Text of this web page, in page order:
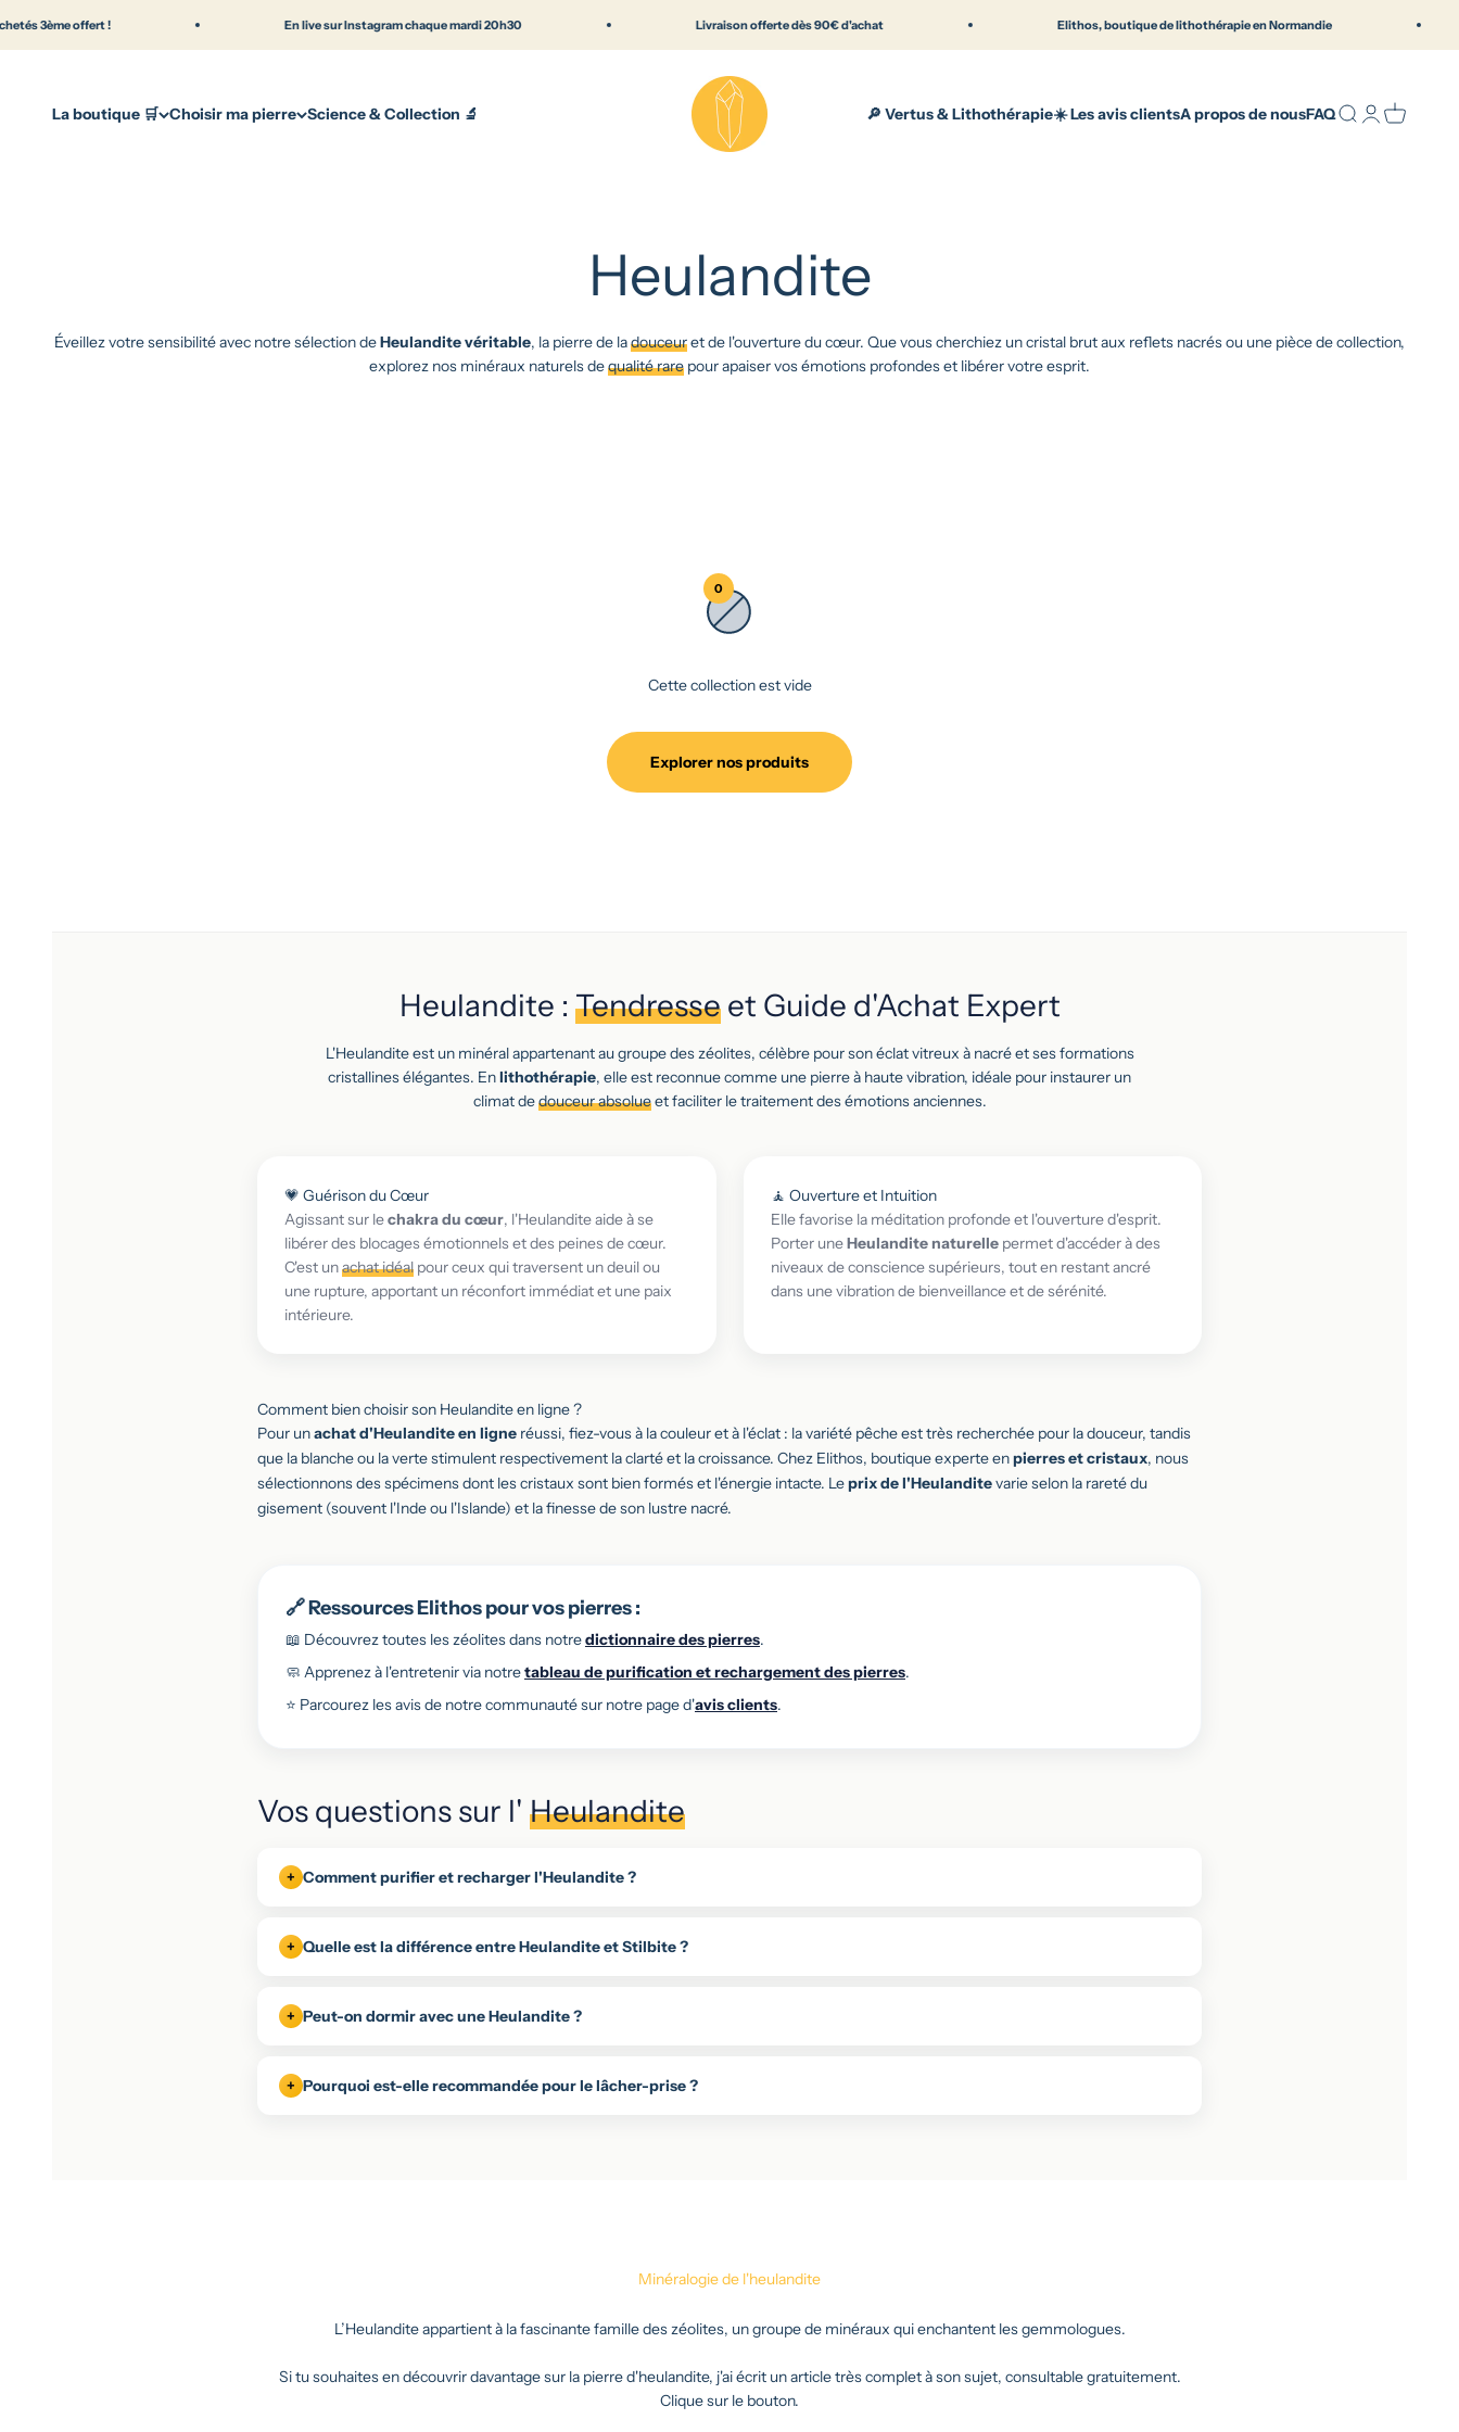
offert ! En live sur Instagram chaque mardi 20h30 Livraison offerte dès 90€ d'achat Elithos, boutique de lithothérapie en Normandie
La boutique 🛒 Choisir ma pierre Science & Collection 🔬
Lithothérapie & pierres naturelles — Boutique française en Normandie | Elithos
🔎 Vertus & Lithothérapie☀️ Les avis clientsA propos de nousFAQRecherche
Connexion
Panier
Heulandite
Éveillez votre sensibilité avec notre sélection deHeulandite véritable, la pierre de ladouceuret de l'ouverture du cœur. Que vous cherchiez un cristal brut aux reflets nacrés ou une pièce de collection,
explorez nos minéraux naturels dequalité rare pour apaiser vos émotions profondes et libérer votre esprit.
0
Cette collection est vide
Explorer nos produits
Heulandite : Tendresseet Guide d'Achat Expert
L'Heulandite est un minéral appartenant au groupe des zéolites, célèbre pour son éclat vitreux à nacré et ses formations
cristallines élégantes. Enlithothérapie, elle est reconnue comme une pierre à haute vibration, idéale pour instaurer un
climat dedouceur absolueet faciliter le traitement des émotions anciennes.
💗 Guérison du Cœur
Agissant sur lechakra du cœur, l'Heulandite aide à se
libérer des blocages émotionnels et des peines de cœur.
C'est unachat idéal pour ceux qui traversent un deuil ou
une rupture, apportant un réconfort immédiat et une paix
intérieure.
🧘 Ouverture et Intuition
Elle favorise la méditation profonde et l'ouverture d'esprit.
Porter uneHeulandite naturellepermet d'accéder à des
niveaux de conscience supérieurs, tout en restant ancré
dans une vibration de bienveillance et de sérénité.
Comment bien choisir son Heulandite en ligne ?
Pour unachat d'Heulandite en ligne réussi, fiez-vous à la couleur et à l'éclat : la variété pêche est très recherchée pour la douceur, tandis
que la blanche ou la verte stimulent respectivement la clarté et la croissance. Chez Elithos, boutique experte enpierres et cristaux, nous
sélectionnons des spécimens dont les cristaux sont bien formés et l'énergie intacte. Leprix de l'Heulanditevarie selon la rareté du
gisement (souvent l'Inde ou l'Islande) et la finesse de son lustre nacré.
🔗 Ressources Elithos pour vos pierres :
📖 Découvrez toutes les zéolites dans notredictionnaire des pierres.
🧼 Apprenez à l'entretenir via notretableau de purification et rechargement des pierres.
⭐ Parcourez les avis de notre communauté sur notre page d'avis clients.
Vos questions sur l' Heulandite
Comment purifier et recharger l'Heulandite ?
Quelle est la différence entre Heulandite et Stilbite ?
Peut-on dormir avec une Heulandite ?
Pourquoi est-elle recommandée pour le lâcher-prise ?
Minéralogie de l'heulandite
L’Heulandite appartient à la fascinante famille des zéolites, un groupe de minéraux qui enchantent les gemmologues.
Si tu souhaites en découvrir davantage sur la pierre d'heulandite, j'ai écrit un article très complet à son sujet, consultable gratuitement.
Clique sur le bouton.